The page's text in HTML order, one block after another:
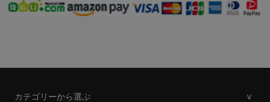
カテゴリーから選ぶ